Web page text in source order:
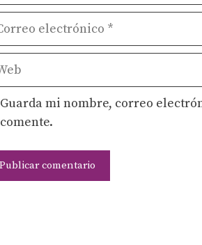
Guarda mi nombre, correo
comente.